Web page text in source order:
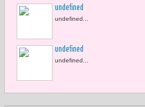
undefined
undefined...
undefined
undefined...